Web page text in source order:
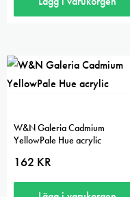
W&N Galeria Cadmium
YellowPale Hue acrylic
162 KR